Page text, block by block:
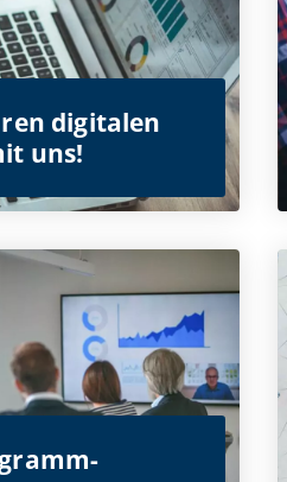
digitalen
uns!